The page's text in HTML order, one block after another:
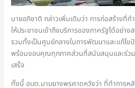
นายอภิชาติ กล่าวเพิ่มเติมว่า การก่อสร้างที่ท
ให้ประชาชนเข้าถึงบริการของภาครัฐได้อย่า
รวมทั้งเป็นศูนย์กลางในการพัฒนาและแก้ไ
พร้อมขอบคุณทุกภาคส่วนที่สนับสนุนและร่วม
เสร็จ
ทั้งนี้ อบต.มาบยางพรคาดหวังว่า ที่ทำการห